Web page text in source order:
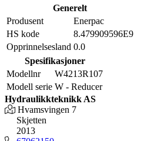
Generelt
Produsent
Enerpac
HS kode
8.479909596E9
Opprinnelsesland 0.0
Spesifikasjoner
Modellnr
W4213R107
Modell serie W - Reducer
Hydraulikkteknikk AS
Hvamsvingen 7
Skjetten
2013